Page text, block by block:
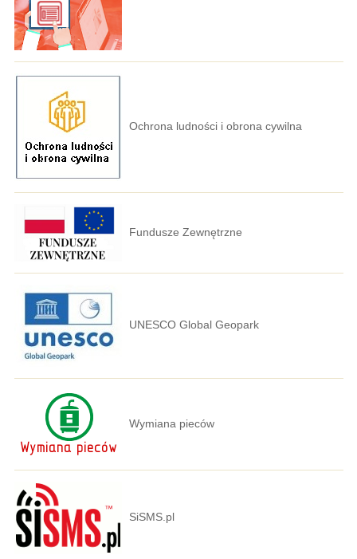
Ochrona ludności i obrona cywilna
Fundusze Zewnętrzne
UNESCO Global Geopark
Wymiana pieców
SiSMS.pl